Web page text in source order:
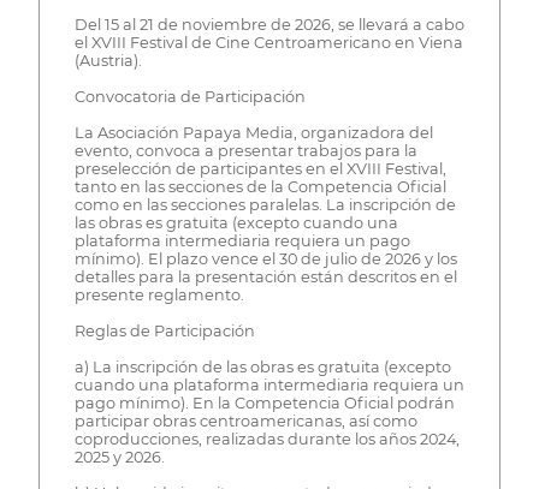
Del 15 al 21 de noviembre de 2026, se llevará a cabo
el XVIII Festival de Cine Centroamericano en Viena
(Austria).
Convocatoria de Participación
La Asociación Papaya Media, organizadora del
evento, convoca a presentar trabajos para la
preselección de participantes en el XVIII Festival,
tanto en las secciones de la Competencia Oficial
como en las secciones paralelas. La inscripción de
las obras es gratuita (excepto cuando una
plataforma intermediaria requiera un pago
mínimo). El plazo vence el 30 de julio de 2026 y los
detalles para la presentación están descritos en el
presente reglamento.
Reglas de Participación
a) La inscripción de las obras es gratuita (excepto
cuando una plataforma intermediaria requiera un
pago mínimo). En la Competencia Oficial podrán
participar obras centroamericanas, así como
coproducciones, realizadas durante los años 2024,
2025 y 2026.